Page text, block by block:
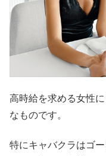
高時給を求める女性
なものです。
特にキャバクラはゴ